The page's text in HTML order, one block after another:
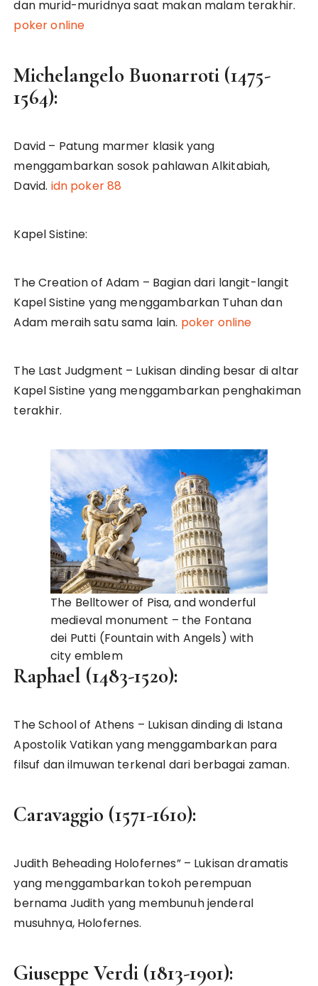
dan murid-muridnya saat makan malam terakhir.
poker online
Michelangelo Buonarroti (1475-
1564):
David – Patung marmer klasik yang
menggambarkan sosok pahlawan Alkitabiah,
David. idn poker 88
Kapel Sistine:
The Creation of Adam – Bagian dari langit-langit
Kapel Sistine yang menggambarkan Tuhan dan
Adam meraih satu sama lain. poker online
The Last Judgment – Lukisan dinding besar di altar
Kapel Sistine yang menggambarkan penghakiman
terakhir.
The Belltower of Pisa, and wonderful
medieval monument – the Fontana
dei Putti (Fountain with Angels) with
city emblem
Raphael (1483-1520):
The School of Athens – Lukisan dinding di Istana
Apostolik Vatikan yang menggambarkan para
filsuf dan ilmuwan terkenal dari berbagai zaman.
Caravaggio (1571-1610):
Judith Beheading Holofernes” – Lukisan dramatis
yang menggambarkan tokoh perempuan
bernama Judith yang membunuh jenderal
musuhnya, Holofernes.
Giuseppe Verdi (1813-1901):